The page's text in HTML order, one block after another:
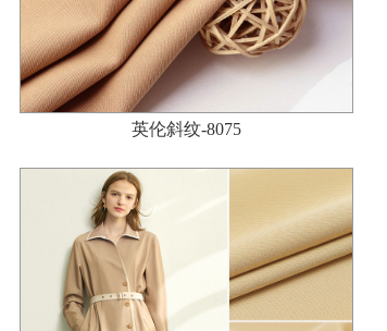
英伦斜纹-8075